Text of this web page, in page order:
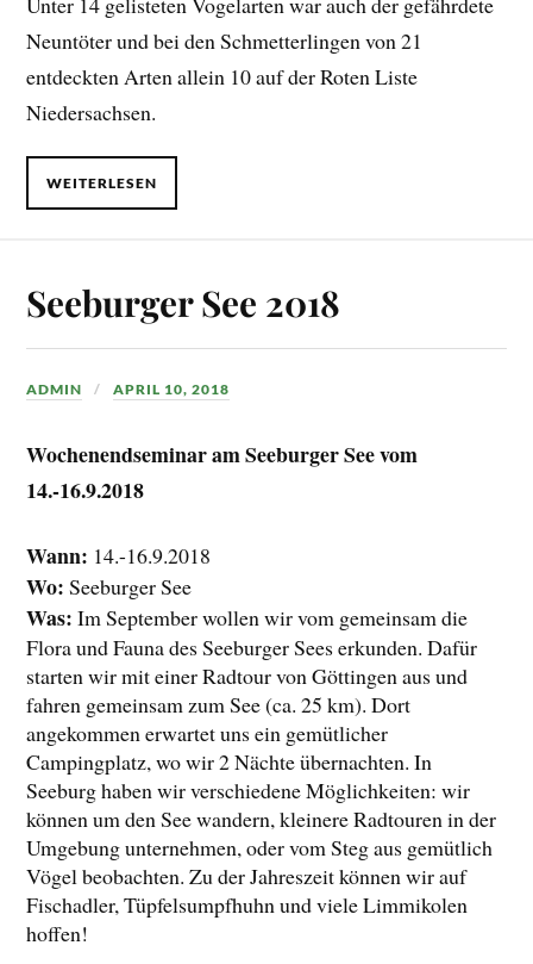
Neuntöter und bei den Schmetterlingen von 21
entdeckten Arten allein 10 auf der Roten Liste
Niedersachsen.
WEITERLESEN
Seeburger See 2018
ADMIN APRIL 10, 2018
Wochenendseminar am Seeburger See vom
14.-16.9.2018
Wann: 14.-16.9.2018
Wo: Seeburger See
Was: Im September wollen wir vom gemeinsam die
Flora und Fauna des Seeburger Sees erkunden. Dafür
starten wir mit einer Radtour von Göttingen aus und
fahren gemeinsam zum See (ca. 25 km). Dort
angekommen erwartet uns ein gemütlicher
Campingplatz, wo wir 2 Nächte übernachten. In
Seeburg haben wir verschiedene Möglichkeiten: wir
können um den See wandern, kleinere Radtouren in der
Umgebung unternehmen, oder vom Steg aus gemütlich
Vögel beobachten. Zu der Jahreszeit können wir auf
Fischadler, Tüpfelsumpfhuhn und viele Limmikolen
hoffen!